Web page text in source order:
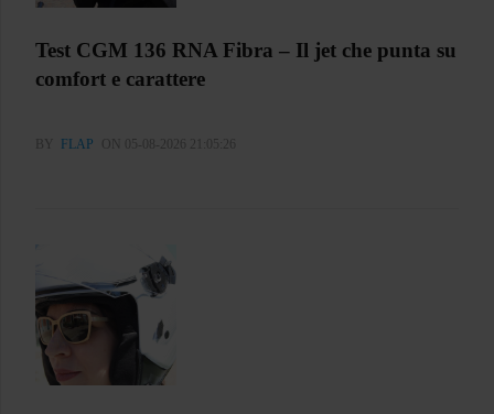
Test CGM 136 RNA Fibra – Il jet che punta su
comfort e carattere
BY FLAP ON 05-08-2026 21:05:26